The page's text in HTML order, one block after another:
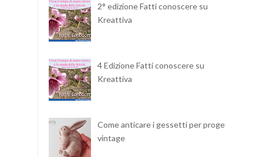
2° edizione Fatti conoscere su
Kreattiva
4 Edizione Fatti conoscere su
Kreattiva
Come anticare i gessetti per progetti
vintage